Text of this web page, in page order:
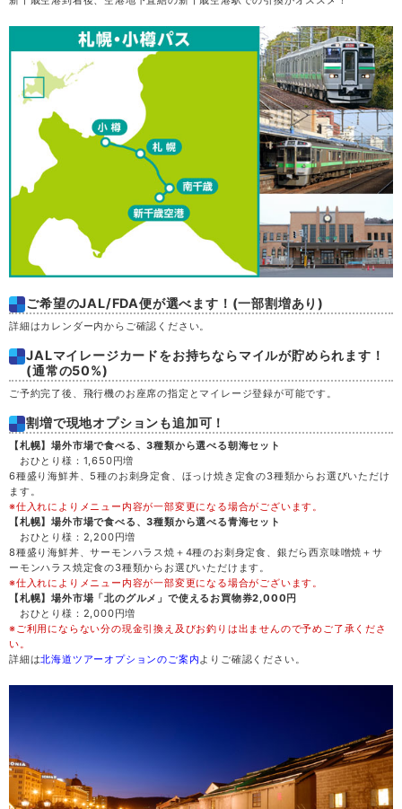
土
23
火
金 28
土 29
日 30
月 31
ご希望のJAL/FDA便が選べます！(一部割増あり)
詳細はカレンダー内からご確認ください。
JALマイレージカードをお持ちならマイルが貯められます！
(通常の50%)
ご予約完了後、飛行機のお座席の指定とマイレージ登録が可能です。
割増で現地オプションも追加可！
【札幌】場外市場で食べる、3種類から選べる朝海セット
おひとり様：1,650円増
6種盛り海鮮丼、5種のお刺身定食、ほっけ焼き定食の3種類からお選びいただけ
ます。
※仕入れによりメニュー内容が一部変更になる場合がございます。
【札幌】場外市場で食べる、3種類から選べる青海セット
おひとり様：2,200円増
8種盛り海鮮丼、サーモンハラス焼＋4種のお刺身定食、銀だら西京味噌焼＋サ
ーモンハラス焼定食の3種類からお選びいただけます。
※仕入れによりメニュー内容が一部変更になる場合がございます。
【札幌】場外市場「北のグルメ」で使えるお買物券2,000円
おひとり様：2,000円増
※ご利用にならない分の現金引換え及びお釣りは出ませんので予めご了承くださ
い。
詳細は北海道ツアーオプションのご案内 よりご確認ください。